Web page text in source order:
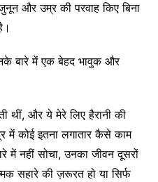
और उम्र की परवाह किए बिना
बारे में एक बेहद भावुक और
थीं, और ये मेरे लिए हैरानी की
कोई इतना लगातार कैसे काम
में नहीं सोचा, उनका जीवन दूसरों
सहारे की ज़रूरत हो या सिर्फ